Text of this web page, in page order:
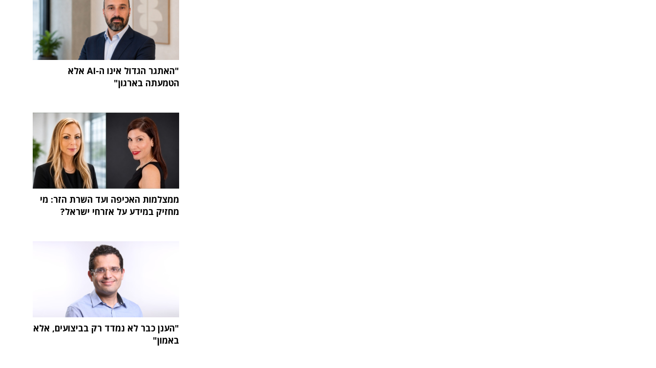
"האתגר הגדול אינו ה-AI אלא
הטמעתה בארגון"
ממצלמות האכיפה ועד השרת הזר: מי
מחזיק במידע על אזרחי ישראל?
"הענן כבר לא נמדד רק בביצועים, אלא
באמון"